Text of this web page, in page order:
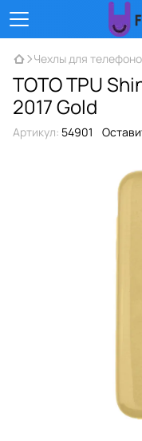
Чехлы для
TOTO TPU
2017 Gold
Артикул: 54901